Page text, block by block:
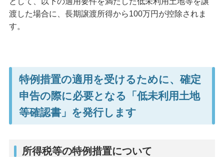
渡した場合に、長期譲渡所得から100万円が控除されま
す。
特例措置の適用を受けるために、確定
申告の際に必要となる「低未利用土地
等確認書」を発行します
所得税等の特例措置について